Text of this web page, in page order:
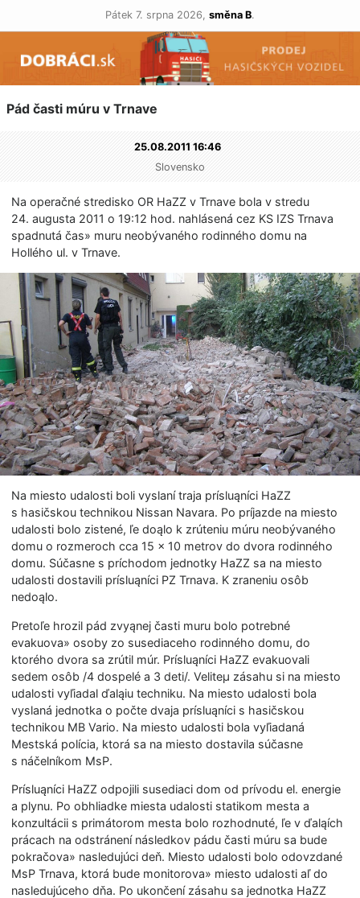
Pátek 7. srpna 2026, směna B.
Pád časti múru v Trnave
25.08.2011 16:46
Slovensko
Na operačné stredisko OR HaZZ v Trnave bola v stredu
24. augusta 2011 o 19:12 hod. nahlásená cez KS IZS Trnava
spadnutá čas» muru neobývaného rodinného domu na
Hollého ul. v Trnave.
Na miesto udalosti boli vyslaní traja prísluąníci HaZZ
s hasičskou technikou Nissan Navara. Po príjazde na miesto
udalosti bolo zistené, ľe doąlo k zrúteniu múru neobývaného
domu o rozmeroch cca 15 × 10 metrov do dvora rodinného
domu. Súčasne s príchodom jednotky HaZZ sa na miesto
udalosti dostavili prísluąníci PZ Trnava. K zraneniu osôb
nedoąlo.
Pretoľe hrozil pád zvyąnej časti muru bolo potrebné
evakuova» osoby zo susediaceho rodinného domu, do
ktorého dvora sa zrútil múr. Prísluąníci HaZZ evakuovali
sedem osôb /4 dospelé a 3 deti/. Veliteµ zásahu si na miesto
udalosti vyľiadal ďaląiu techniku. Na miesto udalosti bola
vyslaná jednotka o počte dvaja prísluąníci s hasičskou
technikou MB Vario. Na miesto udalosti bola vyľiadaná
Mestská polícia, ktorá sa na miesto dostavila súčasne
s náčelníkom MsP.
Prísluąníci HaZZ odpojili susediaci dom od prívodu el. energie
a plynu. Po obhliadke miesta udalosti statikom mesta a
konzultácii s primátorom mesta bolo rozhodnuté, ľe v ďaląích
prácach na odstránení následkov pádu časti múru sa bude
pokračova» nasledujúci deň. Miesto udalosti bolo odovzdané
MsP Trnava, ktorá bude monitorova» miesto udalosti aľ do
nasledujúceho dňa. Po ukončení zásahu sa jednotka HaZZ